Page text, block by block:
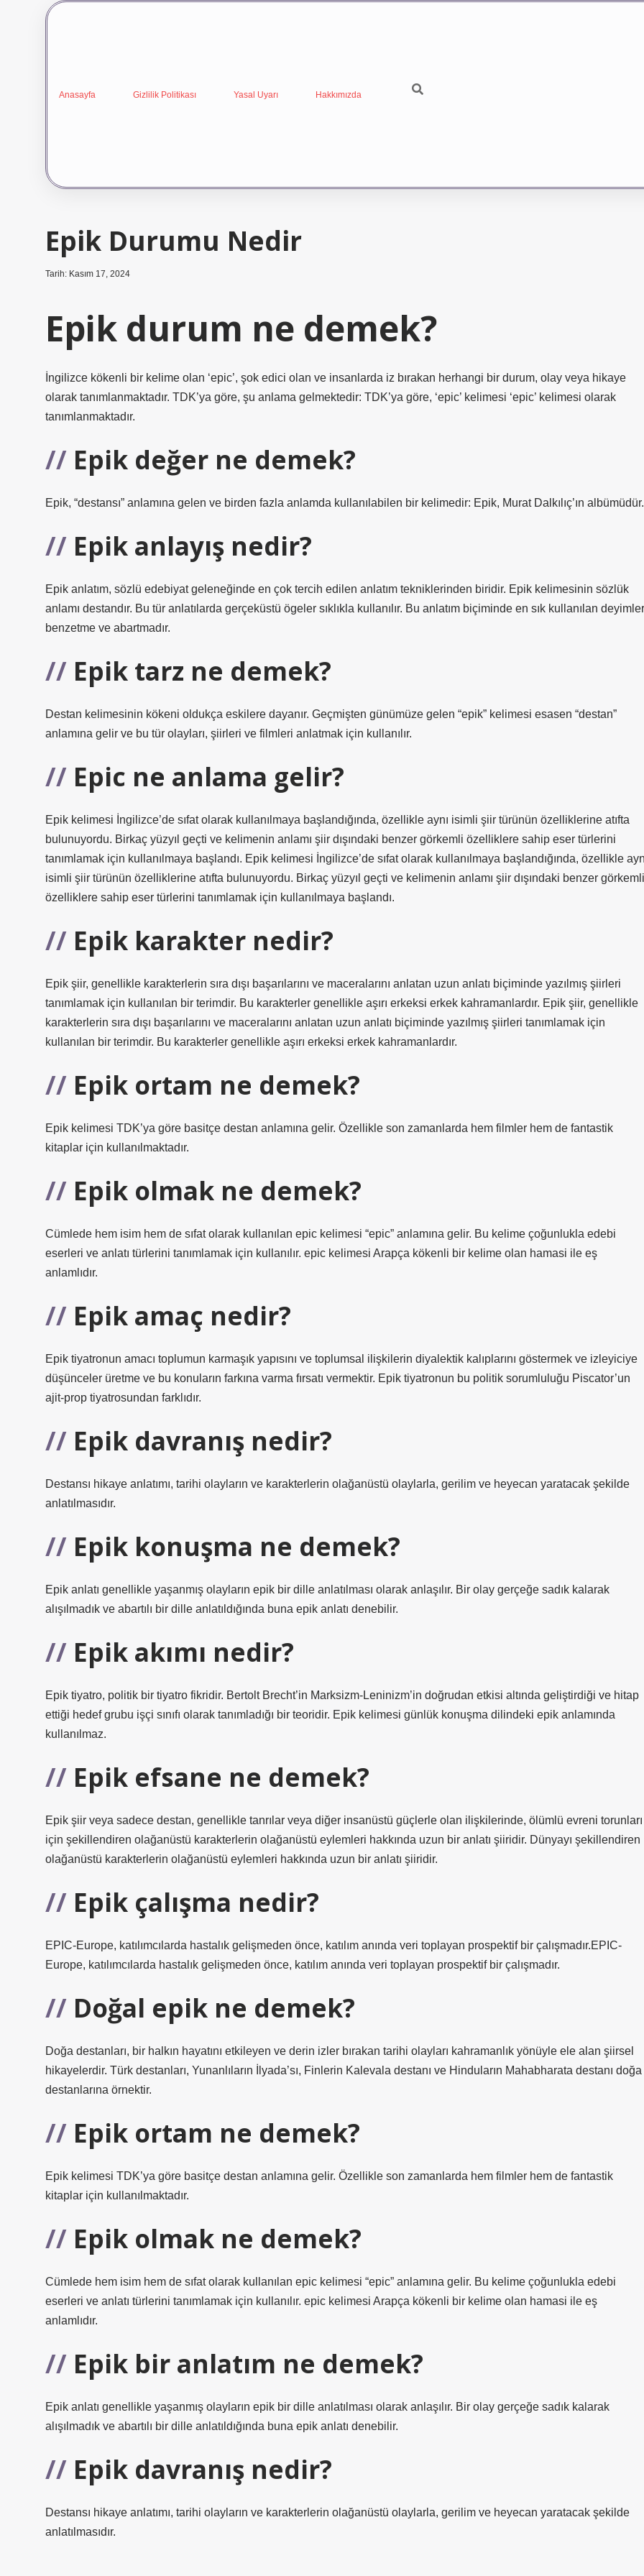
Anasayfa Gizlilik Politikası Yasal Uyarı Hakkımızda
Epik Durumu Nedir
Tarih: Kasım 17, 2024
Epik durum ne demek?
İngilizce kökenli bir kelime olan ‘epic’, şok edici olan ve insanlarda iz bırakan herhangi bir durum, olay veya hikaye
olarak tanımlanmaktadır. TDK’ya göre, şu anlama gelmektedir: TDK’ya göre, ‘epic’ kelimesi ‘epic’ kelimesi olarak
tanımlanmaktadır.
Epik değer ne demek?
Epik, “destansı” anlamına gelen ve birden fazla anlamda kullanılabilen bir kelimedir: Epik, Murat Dalkılıç’ın albümüdür.
Epik anlayış nedir?
Epik anlatım, sözlü edebiyat geleneğinde en çok tercih edilen anlatım tekniklerinden biridir. Epik kelimesinin sözlük
anlamı destandır. Bu tür anlatılarda gerçeküstü ögeler sıklıkla kullanılır. Bu anlatım biçiminde en sık kullanılan deyimler
benzetme ve abartmadır.
Epik tarz ne demek?
Destan kelimesinin kökeni oldukça eskilere dayanır. Geçmişten günümüze gelen “epik” kelimesi esasen “destan”
anlamına gelir ve bu tür olayları, şiirleri ve filmleri anlatmak için kullanılır.
Epic ne anlama gelir?
Epik kelimesi İngilizce’de sıfat olarak kullanılmaya başlandığında, özellikle aynı isimli şiir türünün özelliklerine atıfta
bulunuyordu. Birkaç yüzyıl geçti ve kelimenin anlamı şiir dışındaki benzer görkemli özelliklere sahip eser türlerini
tanımlamak için kullanılmaya başlandı. Epik kelimesi İngilizce’de sıfat olarak kullanılmaya başlandığında, özellikle
isimli şiir türünün özelliklerine atıfta bulunuyordu. Birkaç yüzyıl geçti ve kelimenin anlamı şiir dışındaki benzer görkemli
özelliklere sahip eser türlerini tanımlamak için kullanılmaya başlandı.
Epik karakter nedir?
Epik şiir, genellikle karakterlerin sıra dışı başarılarını ve maceralarını anlatan uzun anlatı biçiminde yazılmış şiirleri
tanımlamak için kullanılan bir terimdir. Bu karakterler genellikle aşırı erkeksi erkek kahramanlardır. Epik şiir, genellikle
karakterlerin sıra dışı başarılarını ve maceralarını anlatan uzun anlatı biçiminde yazılmış şiirleri tanımlamak için
kullanılan bir terimdir. Bu karakterler genellikle aşırı erkeksi erkek kahramanlardır.
Epik ortam ne demek?
Epik kelimesi TDK’ya göre basitçe destan anlamına gelir. Özellikle son zamanlarda hem filmler hem de fantastik
kitaplar için kullanılmaktadır.
Epik olmak ne demek?
Cümlede hem isim hem de sıfat olarak kullanılan epic kelimesi “epic” anlamına gelir. Bu kelime çoğunlukla edebi
eserleri ve anlatı türlerini tanımlamak için kullanılır. epic kelimesi Arapça kökenli bir kelime olan hamasi ile eş
anlamlıdır.
Epik amaç nedir?
Epik tiyatronun amacı toplumun karmaşık yapısını ve toplumsal ilişkilerin diyalektik kalıplarını göstermek ve izleyiciye
düşünceler üretme ve bu konuların farkına varma fırsatı vermektir. Epik tiyatronun bu politik sorumluluğu Piscator’un
ajit-prop tiyatrosundan farklıdır.
Epik davranış nedir?
Destansı hikaye anlatımı, tarihi olayların ve karakterlerin olağanüstü olaylarla, gerilim ve heyecan yaratacak şekilde
anlatılmasıdır.
Epik konuşma ne demek?
Epik anlatı genellikle yaşanmış olayların epik bir dille anlatılması olarak anlaşılır. Bir olay gerçeğe sadık kalarak
alışılmadık ve abartılı bir dille anlatıldığında buna epik anlatı denebilir.
Epik akımı nedir?
Epik tiyatro, politik bir tiyatro fikridir. Bertolt Brecht’in Marksizm-Leninizm’in doğrudan etkisi altında geliştirdiği ve hitap
ettiği hedef grubu işçi sınıfı olarak tanımladığı bir teoridir. Epik kelimesi günlük konuşma dilindeki epik anlamında
kullanılmaz.
Epik efsane ne demek?
Epik şiir veya sadece destan, genellikle tanrılar veya diğer insanüstü güçlerle olan ilişkilerinde, ölümlü evreni torunları
için şekillendiren olağanüstü karakterlerin olağanüstü eylemleri hakkında uzun bir anlatı şiiridir. Dünyayı şekillendiren
olağanüstü karakterlerin olağanüstü eylemleri hakkında uzun bir anlatı şiiridir.
Epik çalışma nedir?
EPIC-Europe, katılımcılarda hastalık gelişmeden önce, katılım anında veri toplayan prospektif bir çalışmadır.EPIC-
Europe, katılımcılarda hastalık gelişmeden önce, katılım anında veri toplayan prospektif bir çalışmadır.
Doğal epik ne demek?
Doğa destanları, bir halkın hayatını etkileyen ve derin izler bırakan tarihi olayları kahramanlık yönüyle ele alan şiirsel
hikayelerdir. Türk destanları, Yunanlıların İlyada’sı, Finlerin Kalevala destanı ve Hinduların Mahabharata destanı doğa
destanlarına örnektir.
Epik ortam ne demek?
Epik kelimesi TDK’ya göre basitçe destan anlamına gelir. Özellikle son zamanlarda hem filmler hem de fantastik
kitaplar için kullanılmaktadır.
Epik olmak ne demek?
Cümlede hem isim hem de sıfat olarak kullanılan epic kelimesi “epic” anlamına gelir. Bu kelime çoğunlukla edebi
eserleri ve anlatı türlerini tanımlamak için kullanılır. epic kelimesi Arapça kökenli bir kelime olan hamasi ile eş
anlamlıdır.
Epik bir anlatım ne demek?
Epik anlatı genellikle yaşanmış olayların epik bir dille anlatılması olarak anlaşılır. Bir olay gerçeğe sadık kalarak
alışılmadık ve abartılı bir dille anlatıldığında buna epik anlatı denebilir.
Epik davranış nedir?
Destansı hikaye anlatımı, tarihi olayların ve karakterlerin olağanüstü olaylarla, gerilim ve heyecan yaratacak şekilde
anlatılmasıdır.